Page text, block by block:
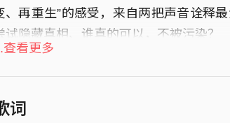
、再重生”的感受，来自两把声音诠释
试隐藏真相、谁真的可以，不被污染？
查看更多
词